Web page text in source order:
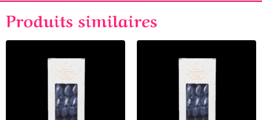
Produits similaires